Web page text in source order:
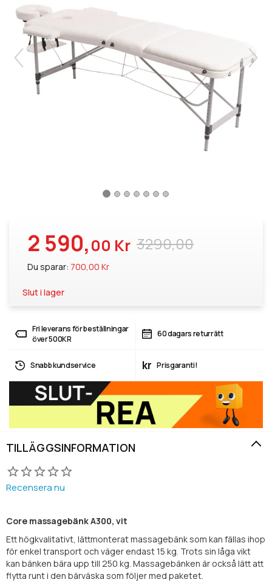
3290,00
2 590,00 Kr
Du sparar: 700,00 Kr
Slut i lager
Fri leverans för beställningar
över 500KR
60 dagars returrätt
Snabb kundservice kr Prisgaranti!
TILLÄGGSINFORMATION
Recensera nu
Core massagebänk A300, vit
Ett högkvalitativt, lättmonterat massagebänk som kan fällas ihop
för enkel transport och väger endast 15 kg. Trots sin låga vikt
kan bänken bära upp till 250 kg. Massagebänken är också lätt att
flytta runt i den bärväska som följer med paketet.